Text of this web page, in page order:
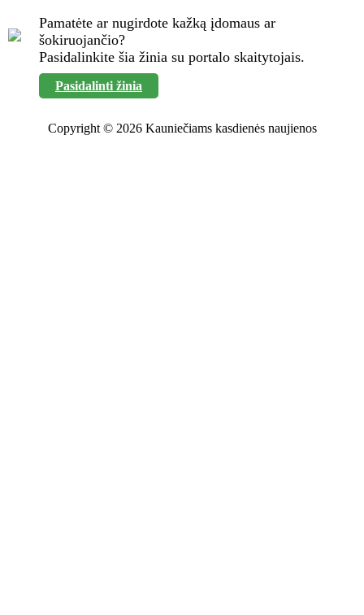
Pamatėte ar nugirdote kažką įdomaus ar
šokiruojančio?
Pasidalinkite šia žinia su portalo skaitytojais.
Pasidalinti žinia
Copyright © 2026 Kauniečiams kasdienės naujienos